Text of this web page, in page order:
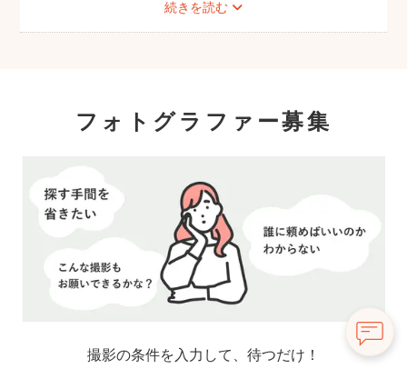
続きを読む
いします。また、生後1ヶ月以降の場合で
も、赤ちゃんへの負担を考慮して屋外での長
フォトグラファー募集
撮影の条件を入力して、待つだけ！